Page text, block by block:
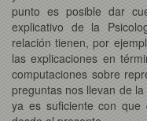
punto es posible dar
explicativo de la
relación tienen, por
las explicaciones en
computaciones sobre
preguntas nos llevan de
ya es suficiente con que